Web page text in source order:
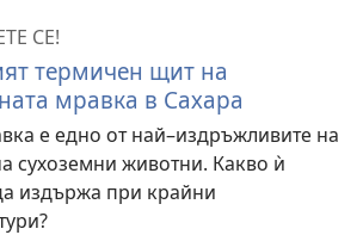
СЕ!
термичен щит на
мравка в Сахара
е едно от най–издръжливите на
сухоземни животни. Какво ѝ
издържа при крайни